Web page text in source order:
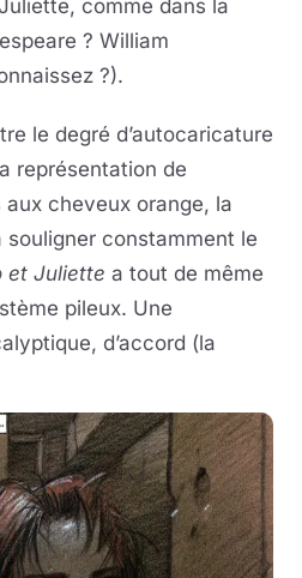
comme dans la
? William
?).
le degré d’autocaricature
représentation de
cheveux orange, la
souligner constamment le
et Juliette a tout de même
pileux. Une
d’accord (la